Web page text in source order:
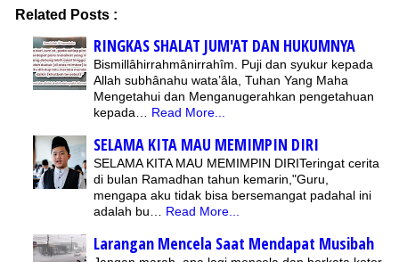
Related Posts :
RINGKAS SHALAT JUM'AT DAN HUKUMNYA
Bismillâhirrahmânirrahîm. Puji dan syukur kepada
Allah subhânahu wata’âla, Tuhan Yang Maha
Mengetahui dan Menganugerahkan pengetahuan
kepada… Read More...
SELAMA KITA MAU MEMIMPIN DIRI
SELAMA KITA MAU MEMIMPIN DIRITeringat cerita
di bulan Ramadhan tahun kemarin,"Guru,
mengapa aku tidak bisa bersemangat padahal ini
adalah bu… Read More...
Larangan Mencela Saat Mendapat Musibah